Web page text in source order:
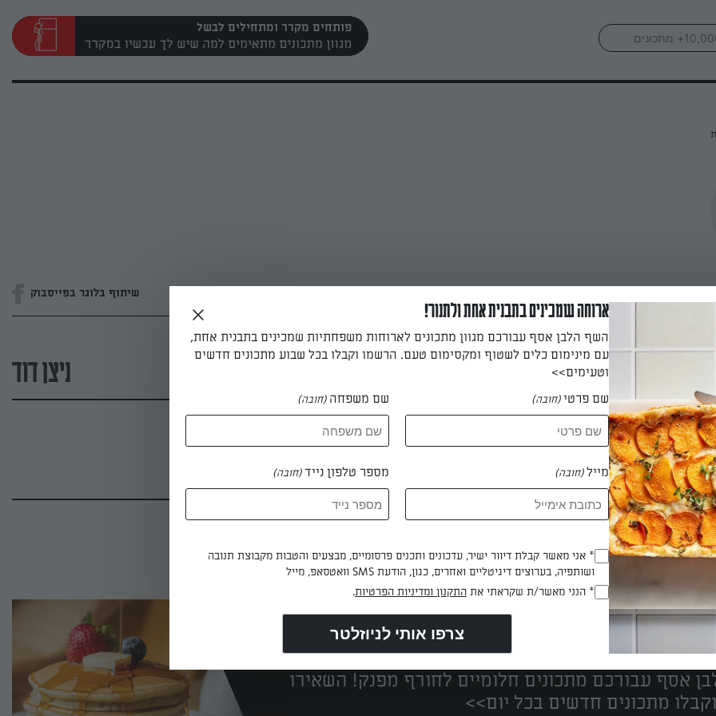
פותחים מקרר ומתחילים לבשל
שיתוף בלוגר בפייסבוק
ניצן דוד
ניצן דוד
הכי טעימים במקום אחד!
אסף עבורכם מתכונים חלומיים לחורף מפנק! השאירו
מתכונים חדשים בכל יום>>
ארוחה שמכינים בתבנית אחת ולתנור!
השף הלבן אסף עבורכם מגוון מתכונים לארוחות משפחתיות שמכינים בתבנית אחת,
עם מינימום כלים לשטוף ומקסימום טעם. הרשמו וקבלו בכל שבוע מתכונים חדשים
וטעימים>>
שם פרטי(חובה) שם משפחה (חובה)
מייל(חובה) מספר טלפון נייד(חובה)
(חובה)
* אני מאשר קבלת דיוור ישיר, עדכונים ותכנים פרסומיים, מבצעים והטבות מקבוצת תנובה
ושותפיה, בערוצים דיגיטליים ואחרים, כגון, הודעת SMS וואטסאפ, מייל
(חובה)
* הנני מאשר/ת שקראתי את התקנון ומדיניות הפרטיות.